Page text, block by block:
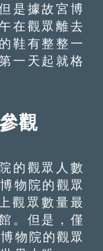
是據故宮博
在觀眾離去
鞋有整整一
一天起就格
觀
的觀眾人數
物院的觀眾
觀眾數量最
。但是，僅
物院的觀眾